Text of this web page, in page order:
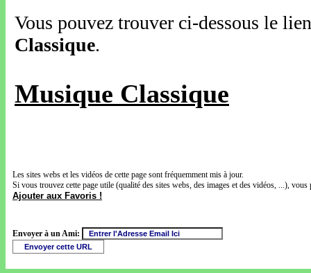
Vous pouvez trouver ci-dessous le
Classique.
Musique Classique
Les sites webs et les vidéos de cette page sont fréquemment mis à jour.
Si vous trouvez cette page utile (qualité des sites webs, des images et des vidéos, ...),
Ajouter aux Favoris !
Envoyer à un Ami: